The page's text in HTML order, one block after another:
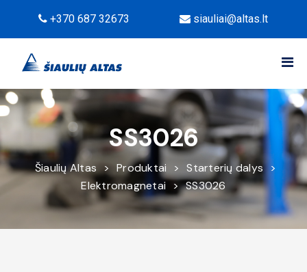
+370 687 32673 siauliai@altas.lt
SS3026
Šiaulių Altas > Produktai > Starterių dalys
>
Elektromagnetai > SS3026